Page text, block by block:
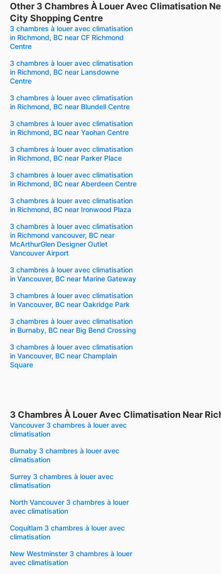
Other 3 Chambres À Louer Avec Climatisation
City Shopping Centre
3 chambres à louer avec climatisation
in Richmond, BC near CF Richmond
Centre
3 chambres à louer avec climatisation
in Richmond, BC near Lansdowne
Centre
3 chambres à louer avec climatisation
in Richmond, BC near Blundell Centre
3 chambres à louer avec climatisation
in Richmond, BC near Yaohan Centre
3 chambres à louer avec climatisation
in Richmond, BC near Parker Place
3 chambres à louer avec climatisation
in Richmond, BC near Aberdeen Centre
3 chambres à louer avec climatisation
in Richmond, BC near Ironwood Plaza
3 chambres à louer avec climatisation
in Richmond vancouver, BC near
McArthurGlen Designer Outlet
Vancouver Airport
3 chambres à louer avec climatisation
in Vancouver, BC near Marine Gateway
3 chambres à louer avec climatisation
in Vancouver, BC near Oakridge Park
3 chambres à louer avec climatisation
in Burnaby, BC near Big Bend Crossing
3 chambres à louer avec climatisation
in Vancouver, BC near Champlain
Square
3 Chambres À Louer Avec Climatisation Near
Vancouver 3 chambres à louer avec
climatisation
Burnaby 3 chambres à louer avec
climatisation
Surrey 3 chambres à louer avec
climatisation
North Vancouver 3 chambres à louer
avec climatisation
Coquitlam 3 chambres à louer avec
climatisation
New Westminster 3 chambres à louer
avec climatisation